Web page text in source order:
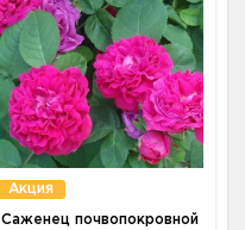
Акция
Саженец почвопокровной